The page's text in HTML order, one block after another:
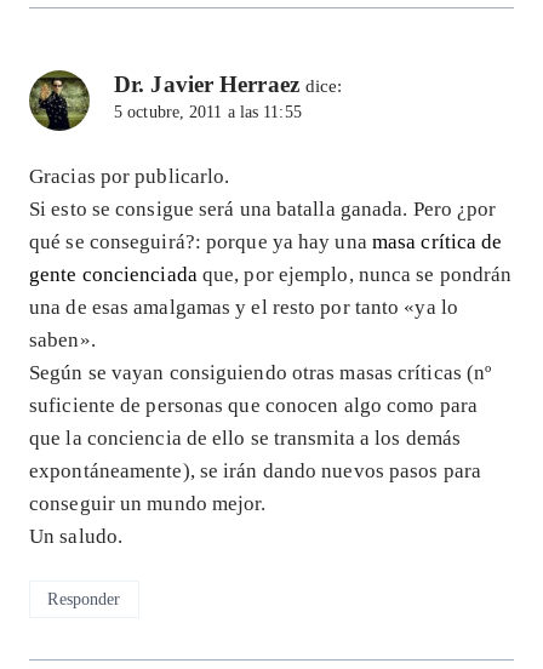
Dr. Javier Herraez dice:
5 octubre, 2011 a las 11:55
Gracias por publicarlo.
Si esto se consigue será una batalla ganada. Pero ¿por
qué se conseguirá?: porque ya hay una masa crítica de
gente concienciada que, por ejemplo, nunca se pondrán
una de esas amalgamas y el resto por tanto «ya lo
saben».
Según se vayan consiguiendo otras masas críticas (nº
suficiente de personas que conocen algo como para
que la conciencia de ello se transmita a los demás
expontáneamente), se irán dando nuevos pasos para
conseguir un mundo mejor.
Un saludo.
Responder